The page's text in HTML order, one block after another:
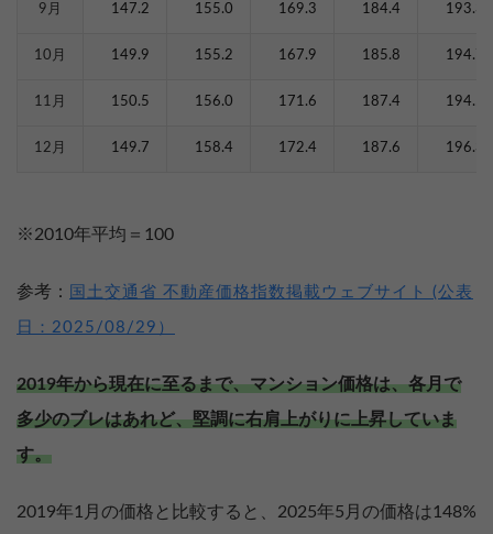
9月 147.2 155.0 169.3 184.4 193.3
10月 149.9 155.2 167.9 185.8 194.7
11月 150.5 156.0 171.6 187.4 194.5
12月 149.7 158.4 172.4 187.6 196.3
※2010年平均＝100
参考： 国土交通省 不動産価格指数掲載ウェブサイト (公表
日：2025/08/29）
2019年から現在に至るまで、マンション価格は、各月で
多少のブレはあれど、堅調に右肩上がりに上昇していま
す。
2019年1月の価格と比較すると、2025年5月の価格は148%